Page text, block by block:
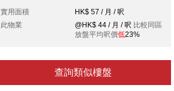
實用面積
HK$ 57 / 月 / 呎
此物業
@HK$ 44 / 月 / 呎 比較同區
放盤平均呎價低23%
查詢類似樓盤